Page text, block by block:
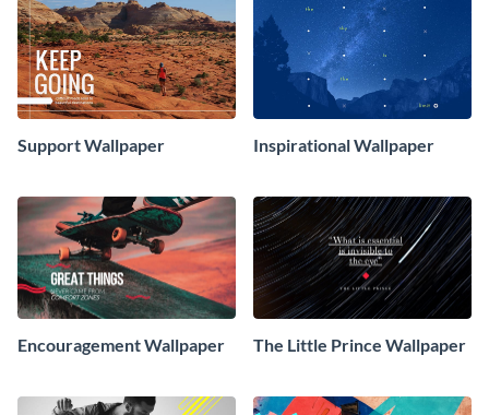
Support Wallpaper Inspirational Wallpaper
Encouragement Wallpaper The Little Prince Wallpaper